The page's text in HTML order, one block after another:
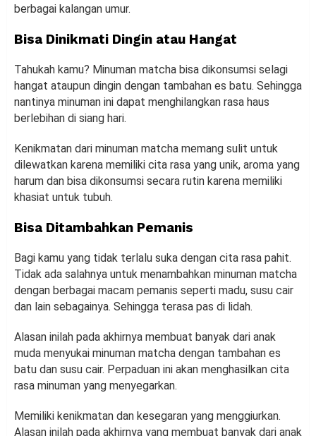
berbagai kalangan umur.
Bisa Dinikmati Dingin atau Hangat
Tahukah kamu? Minuman matcha bisa dikonsumsi selagi
hangat ataupun dingin dengan tambahan es batu. Sehingga
nantinya minuman ini dapat menghilangkan rasa haus
berlebihan di siang hari.
Kenikmatan dari minuman matcha memang sulit untuk
dilewatkan karena memiliki cita rasa yang unik, aroma yang
harum dan bisa dikonsumsi secara rutin karena memiliki
khasiat untuk tubuh.
Bisa Ditambahkan Pemanis
Bagi kamu yang tidak terlalu suka dengan cita rasa pahit.
Tidak ada salahnya untuk menambahkan minuman matcha
dengan berbagai macam pemanis seperti madu, susu cair
dan lain sebagainya. Sehingga terasa pas di lidah.
Alasan inilah pada akhirnya membuat banyak dari anak
muda menyukai minuman matcha dengan tambahan es
batu dan susu cair. Perpaduan ini akan menghasilkan cita
rasa minuman yang menyegarkan.
Memiliki kenikmatan dan kesegaran yang menggiurkan.
Alasan inilah pada akhirnya yang membuat banyak dari anak